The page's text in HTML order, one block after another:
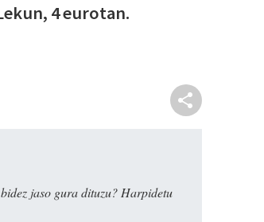
4 eurotan.
jaso gura dituzu? Harpidetu